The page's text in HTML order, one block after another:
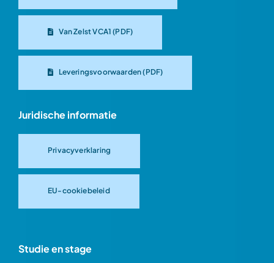
Van Zelst VCA1 (PDF)
Leveringsvoorwaarden (PDF)
Juridische informatie
Privacyverklaring
EU-cookiebeleid
Studie en stage